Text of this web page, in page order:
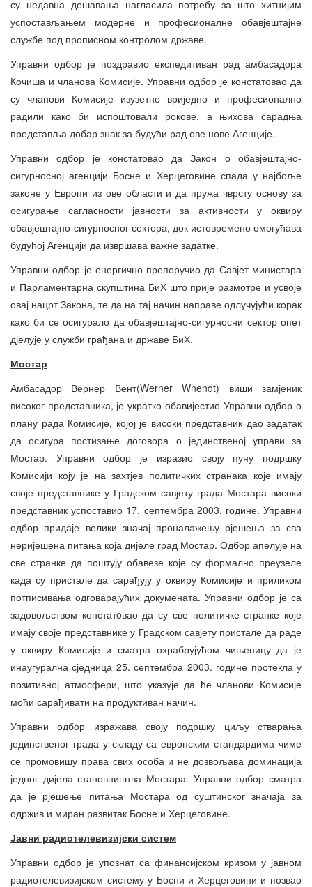
су недавна дешавања нагласила потребу за што хитнијим
успостављањем модерне и професионалне обавјештајне
службе под прописном контролом државе.
Управни одбор је поздравио експедитиван рад амбасадора
Кочиша и чланова Комисије. Управни одбор је констатовао да
су чланови Комисије изузетно вриједно и професионално
радили како би испоштовали рокове, а њихова сарадња
представља добар знак за будући рад ове нове Агенције.
Управни одбор је констатовао да Закон о обавјештајно-
сигурносној агенцији Босне и Херцеговине спада у најбоље
законе у Европи из ове области и да пружа чврсту основу за
осигурање сагласности јавности за активности у оквиру
обавјештајно-сигурносног сектора, док истовремено омогућава
будућој Агенцији да извршава важне задатке.
Управни одбор је енергично препоручио да Савјет министара
и Парламентарна скупштина БиХ што прије размотре и усвоје
овај нацрт Закона, те да на тај начин направе одлучујући корак
како би се осигурало да обавјештајно-сигурносни сектор опет
дјелује у служби грађана и државе БиХ.
Мостар
Амбасадор Вернер Вент(Werner Wnendt) виши замјеник
високог представника, је укратко обавијестио Управни одбор о
плану рада Комисије, којој је високи представник дао задатак
да осигура постизање договора о јединственој управи за
Мостар. Управни одбор је изразио своју пуну подршку
Комисији коју је на захтјев политичких странака које имају
своје представнике у Градском савјету града Мостара високи
представник успоставио 17. септембра 2003. године. Управни
одбор придаје велики значај проналажењу рјешења за сва
неријешена питања која дијеле град Мостар. Одбор апелује на
све странке да поштују обавезе које су формално преузеле
када су пристале да сарађују у оквиру Комисије и приликом
потписивања одговарајућих докумената. Управни одбор је са
задовољством констатoвао да су све политичке странке које
имају своје представнике у Градском савјету пристале да раде
у оквиру Комисије и сматра охрабрујућом чињеницу да је
инаугурална сједница 25. септембра 2003. године протекла у
позитивној атмосфери, што указује да ће чланови Комисије
моћи сарађивати на продуктиван начин.
Управни одбор изражава своју подршку циљу стварања
јединственог града у складу са европским стандардима чиме
се промовишу права свих особа и не дозвољава доминација
једног дијела становништва Мостара. Управни одбор сматра
да је рјешење питања Мостара од суштинског значаја за
одржив и миран развитак Босне и Херцеговине.
Јавни радиотелевизијски систем
Управни одбор је упознат са финансијском кризом у јавном
радиотелевизијском систему у Босни и Херцеговини и позвао